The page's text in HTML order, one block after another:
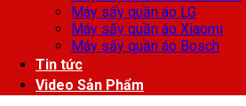
Máy sấy quần áo LG
Máy sấy quần áo Xiaomi
Máy sấy quần áo Bosch
Tin tức
Video Sản Phẩm